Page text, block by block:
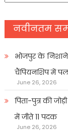
नवीनतम
भोजपुर के
चैंपियनशिप में
June 26, 2026
पिता-पुत्र की
में जीते 11 पदक
June 26, 2026